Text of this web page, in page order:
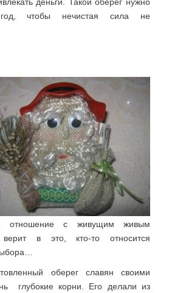
чтобы нечистая сила не
отношение с живущим живым
в это, кто-то относится
оберег славян своими
глубокие корни. Его делали из